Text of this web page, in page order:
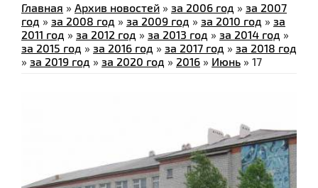
Главная » Архив новостей » за 2006 год » за 2007
год » за 2008 год » за 2009 год » за 2010 год » за
2011 год » за 2012 год » за 2013 год » за 2014 год »
за 2015 год » за 2016 год » за 2017 год » за 2018 год
» за 2019 год » за 2020 год » 2016 » Июнь » 17